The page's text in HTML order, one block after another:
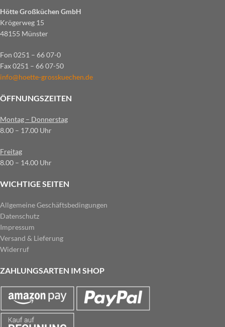
Hötte Großküchen GmbH
Krögerweg 15
48155 Münster
Fon 0251 – 66 07-0
Fax 0251 – 66 07-50
info@hoette-grosskuechen.de
ÖFFNUNGSZEITEN
Montag – Donnerstag
8.00 – 17.00 Uhr
Freitag
8.00 – 14.00 Uhr
WICHTIGE SEITEN
Allgemeine Geschäftsbedingungen
Datenschutz
Impressum
Versand & Lieferung
Widerruf
ZAHLUNGSARTEN IM SHOP